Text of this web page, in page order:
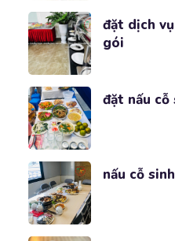
đặt dịch
gói
đặt nấu
nấu cỗ